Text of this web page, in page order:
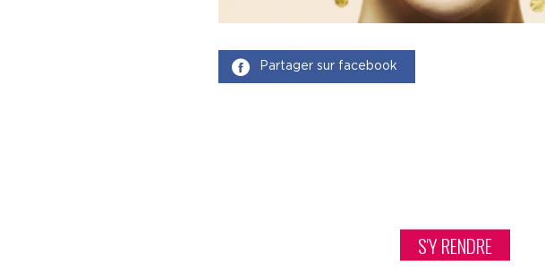
Partager sur facebook
S'Y RENDRE